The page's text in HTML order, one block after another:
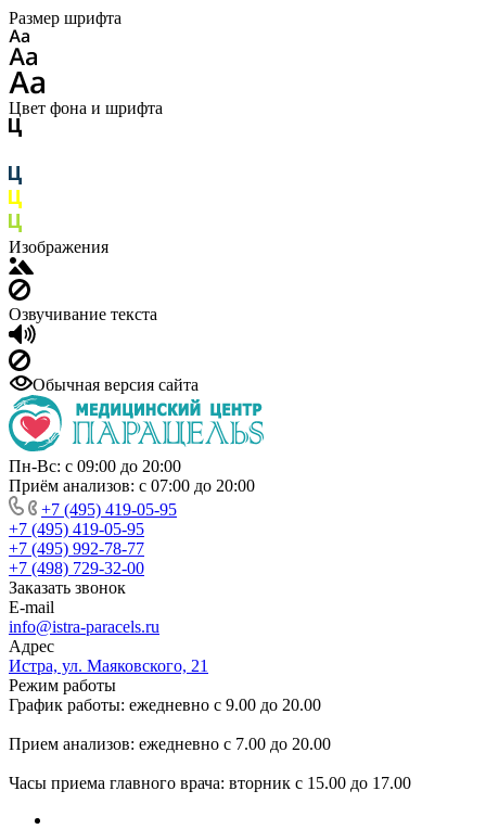
Размер шрифта
Цвет фона и шрифта
Изображения
Озвучивание текста
Обычная версия сайта
Пн-Вс: с 09:00 до 20:00
Приём анализов: с 07:00 до 20:00
+7 (495) 419-05-95
+7 (495) 419-05-95
+7 (495) 992-78-77
+7 (498) 729-32-00
Заказать звонок
E-mail
info@istra-paracels.ru
Адрес
Истра, ул. Маяковского, 21
Режим работы
График работы: ежедневно с 9.00 до 20.00
Прием анализов: ежедневно с 7.00 до 20.00
Часы приема главного врача: вторник с 15.00 до 17.00